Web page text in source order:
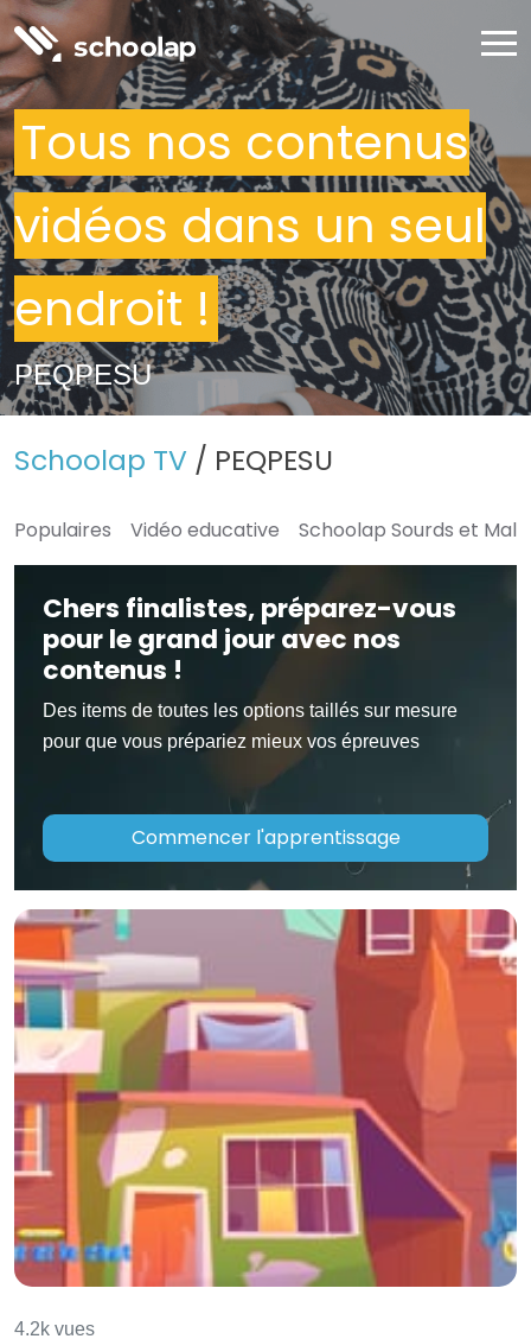
Tous nos contenus
vidéos dans un seul
endroit !
PEQPESU
Schoolap TV / PEQPESU
Populaires Vidéo educative Schoolap Sourds et
Chers finalistes, préparez-vous
pour le grand jour avec nos
contenus !
Des items de toutes les options taillés sur mesure
pour que vous prépariez mieux vos épreuves
Commencer l'apprentissage
4.2k vues